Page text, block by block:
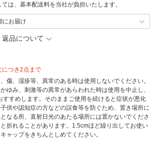
は、基本配送料を当社が負担いたします。
にお届け
品について
につき2点まで
傷、湿疹等、異常のある時は使用しないでください。
ゆみ、刺激等の異常があらわれた時は使用を中止し、
すすめします。そのままご使用を続けると症状が悪化
供や認知症の方などの誤食等を防ぐため、置き場所に
なる所、直射日光のあたる場所には置かないでくださ
折れることがあります。1.5cmほど繰り出してお使い
ャップをきちんとしめてください。